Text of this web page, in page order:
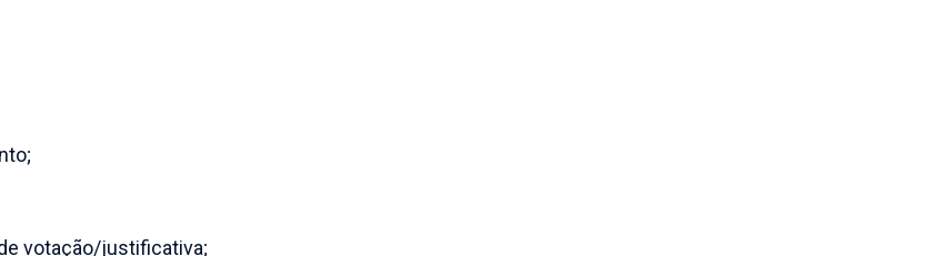
votação/justificativa;